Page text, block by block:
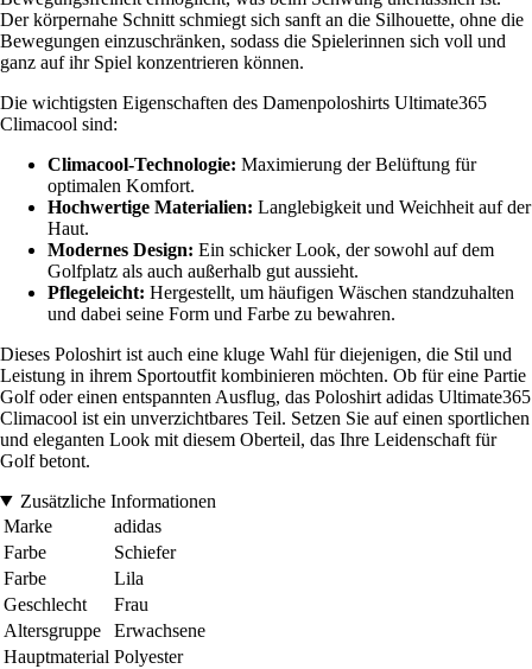
Der körpernahe Schnitt schmiegt sich sanft an die Silhouette, ohne die
Bewegungen einzuschränken, sodass die Spielerinnen sich voll und
ganz auf ihr Spiel konzentrieren können.
Die wichtigsten Eigenschaften des Damenpoloshirts Ultimate365
Climacool sind:
Climacool-Technologie: Maximierung der Belüftung für
optimalen Komfort.
Hochwertige Materialien: Langlebigkeit und Weichheit auf der
Haut.
Modernes Design: Ein schicker Look, der sowohl auf dem
Golfplatz als auch außerhalb gut aussieht.
Pflegeleicht: Hergestellt, um häufigen Wäschen standzuhalten
und dabei seine Form und Farbe zu bewahren.
Dieses Poloshirt ist auch eine kluge Wahl für diejenigen, die Stil und
Leistung in ihrem Sportoutfit kombinieren möchten. Ob für eine Partie
Golf oder einen entspannten Ausflug, das Poloshirt adidas Ultimate365
Climacool ist ein unverzichtbares Teil. Setzen Sie auf einen sportlichen
und eleganten Look mit diesem Oberteil, das Ihre Leidenschaft für
Golf betont.
Zusätzliche Informationen
Marke
adidas
Farbe
Schiefer
Farbe
Lila
Geschlecht
Frau
Altersgruppe
Erwachsene
Hauptmaterial Polyester